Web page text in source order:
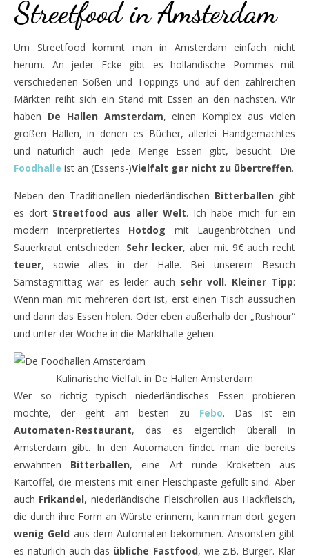
Streetfood in Amsterdam
Um Streetfood kommt man in Amsterdam einfach nicht
herum. An jeder Ecke gibt es holländische Pommes mit
verschiedenen Soßen und Toppings und auf den zahlreichen
Märkten reiht sich ein Stand mit Essen an den nächsten. Wir
haben De Hallen Amsterdam, einen Komplex aus vielen
großen Hallen, in denen es Bücher, allerlei Handgemachtes
und natürlich auch jede Menge Essen gibt, besucht. Die
Foodhalle ist an (Essens-)Vielfalt gar nicht zu übertreffen.
Neben den Traditionellen niederländischen Bitterballen gibt
es dort Streetfood aus aller Welt. Ich habe mich für ein
modern interpretiertes Hotdog mit Laugenbrötchen und
Sauerkraut entschieden. Sehr lecker, aber mit 9€ auch recht
teuer, sowie alles in der Halle. Bei unserem Besuch
Samstagmittag war es leider auch sehr voll. Kleiner Tipp:
Wenn man mit mehreren dort ist, erst einen Tisch aussuchen
und dann das Essen holen. Oder eben außerhalb der „Rushour“
und unter der Woche in die Markthalle gehen.
Kulinarische Vielfalt in De Hallen Amsterdam
Wer so richtig typisch niederländisches Essen probieren
möchte, der geht am besten zu Febo. Das ist ein
Automaten-Restaurant, das es eigentlich überall in
Amsterdam gibt. In den Automaten findet man die bereits
erwähnten Bitterballen, eine Art runde Kroketten aus
Kartoffel, die meistens mit einer Fleischpaste gefüllt sind. Aber
auch Frikandel, niederländische Fleischrollen aus Hackfleisch,
die durch ihre Form an Würste erinnern, kann man dort gegen
wenig Geld aus dem Automaten bekommen. Ansonsten gibt
es natürlich auch das übliche Fastfood, wie z.B. Burger. Klar